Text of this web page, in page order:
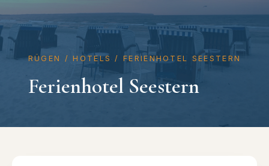
RÜGEN / HOTELS / FERIENHOTEL SEESTERN
Ferienhotel Seestern